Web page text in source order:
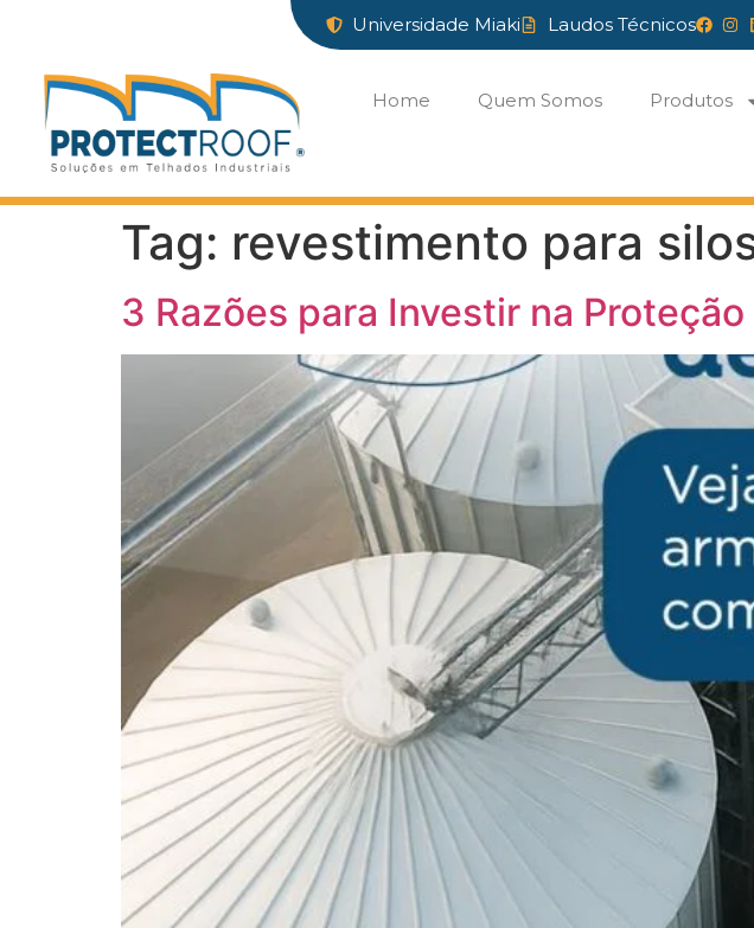
Universidade Miaki Laudos Técnicos
Home Quem Somos Produtos
Tag: revestimento para
3 Razões para Investir na